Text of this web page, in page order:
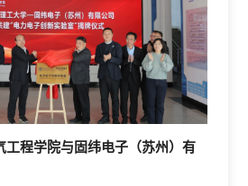
工程学院与固纬电子（苏州）有